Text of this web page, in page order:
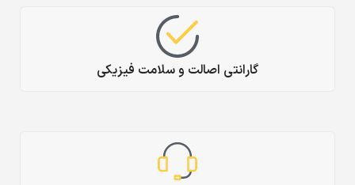
گارانتی اصالت و سلامت فیزیکی